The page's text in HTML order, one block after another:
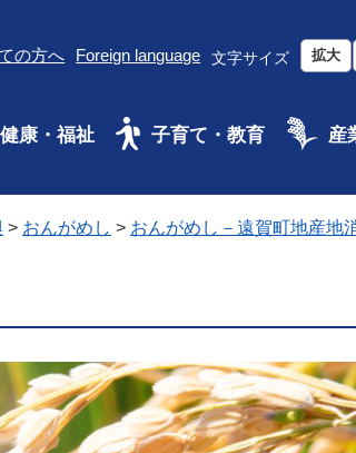
の方へ Foreign language 文字サイズ 拡大
健康・福祉 子育て・教育 産
> おんがめし > おんがめし－遠賀町地産地